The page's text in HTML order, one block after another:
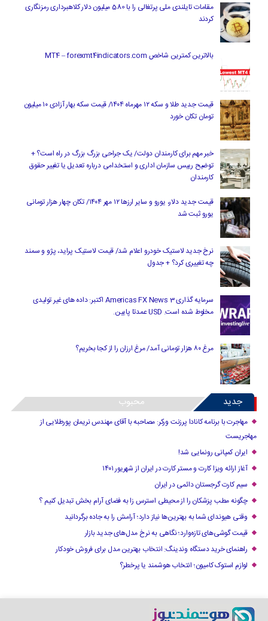
مقامات تایلندی ملی پرتغالی را با 580 میلیون دلار کلاهبرداری رمزنگاری
کردند
بالاترین کمترین شاخص MT4 – forexmt4indicators.com
قیمت جدید طلا و سکه ۱۲ مهرماه ۱۴۰۴/ قیمت سکه بهار آزادی ۱۰ میلیون
تومان تکان خورد
خبر مهم برای کارمندان دولت/ یک جراحی بزرگ بزرگ در راه است؟ +
توضیح رییس سازمان اداری و استخدامی درباره تعدیل یا تغییر حقوق
کارمندان
قیمت جدید دلار، یورو و سایر ارزها ۱۲ مهر ۱۴۰۴/ تکان چهار هزار تومانی
یورو ثبت شد
نرخ جدید لاستیک خودرو اعلام شد/ قیمت لاستیک پراید، پژو و سمند
چه تغییری کرد؟ + جدول
سرمایه گذاری Americas FX News 3 اکتبر: داده های غیر تولیدی
مخلوط شده است. USD عمدتا پایین.
مرغ ۸۰ هزار تومانی آمد/ مرغ ارزان را از کجا بخریم؟
جدید محبوب
مهاجرت با برنامه کانادا پرزنت ورکر: مصاحبه با آقای مهندس نریمان پورطلایی از
مهاجریست
ایران کمپانی رونمایی شد!
آغاز ارائه ویزا کارت و مستر کارت در ایران از شهریور ۱۴۰۱
سیم کارت گرجستان دائمی در ایران
چگونه مطب پزشکان را از محیطی استرس زا به فضای آرام بخش تبدیل کنیم ؟
وقتی هیوندای شما به بهترین‌ها نیاز دارد؛ آرامش را به جاده برگردانید
قیمت گوشی‌های تازه‌وارد؛ نگاهی به نرخ مدل‌های جدید بازار
راهنمای خرید دستگاه وندینگ: انتخاب بهترین مدل برای فروش خودکار
لوازم استوک کامیون؛ انتخاب هوشمند یا پرخطر؟